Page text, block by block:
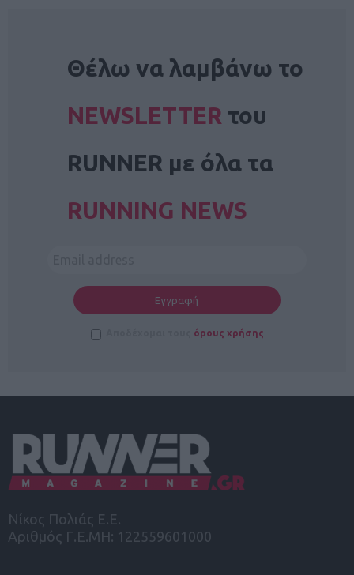
Θέλω να λαμβάνω το
NEWSLETTER του
RUNNER με όλα τα
RUNNING NEWS
όρους χρήσης
Νίκος Πολιάς Ε.Ε.
Αριθμός Γ.Ε.ΜΗ: 122559601000